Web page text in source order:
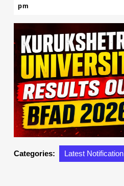
pm
Categories: Latest Notification